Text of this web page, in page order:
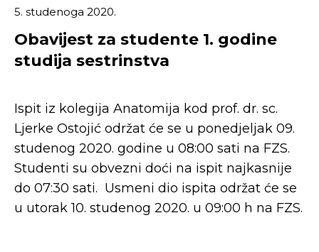
5. studenoga 2020.
Obavijest za studente 1. godine
studija sestrinstva
Ispit iz kolegija Anatomija kod prof. dr. sc.
Ljerke Ostojić održat će se u ponedjeljak 09.
studenog 2020. godine u 08:00 sati na FZS.
Studenti su obvezni doći na ispit najkasnije
do 07:30 sati. Usmeni dio ispita održat će se
u utorak 10. studenog 2020. u 09:00 h na FZS.